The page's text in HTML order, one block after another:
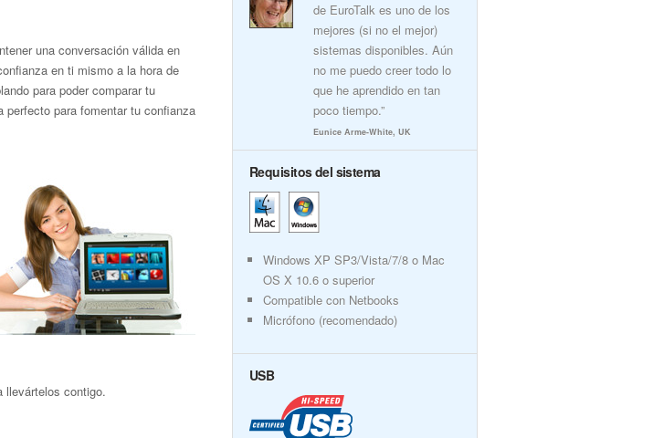
una conversación válida en
en ti mismo a la hora de
para poder comparar tu
perfecto para fomentar tu confianza
llevártelos contigo.
de EuroTalk es uno de los
mejores (si no el mejor)
sistemas disponibles. Aún
no me puedo creer todo lo
que he aprendido en tan
poco tiempo.”
Eunice Arme-White, UK
Requisitos del sistema
Windows XP SP3/Vista/7/8 o Mac
OS X 10.6 o superior
Compatible con Netbooks
Micrófono (recomendado)
USB